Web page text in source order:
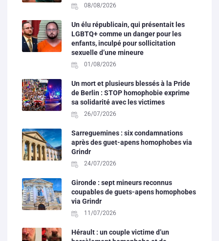
08/08/2026
Un élu républicain, qui présentait les
LGBTQ+ comme un danger pour les
enfants, inculpé pour sollicitation
sexuelle d’une mineure
01/08/2026
Un mort et plusieurs blessés à la Pride
de Berlin : STOP homophobie exprime
sa solidarité avec les victimes
26/07/2026
Sarreguemines : six condamnations
après des guet-apens homophobes via
Grindr
24/07/2026
Gironde : sept mineurs reconnus
coupables de guets-apens homophobes
via Grindr
11/07/2026
Hérault : un couple victime d’un